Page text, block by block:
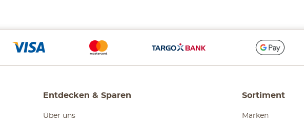
Entdecken & Sparen
Über uns
Sortiment
Marken